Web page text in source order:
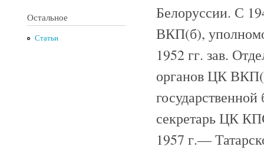
Остальное
Статьи
Белоруссии. С
ВКП(б),
1952 гг. зав.
органов ЦК
секретарь ЦК
1957 г.—